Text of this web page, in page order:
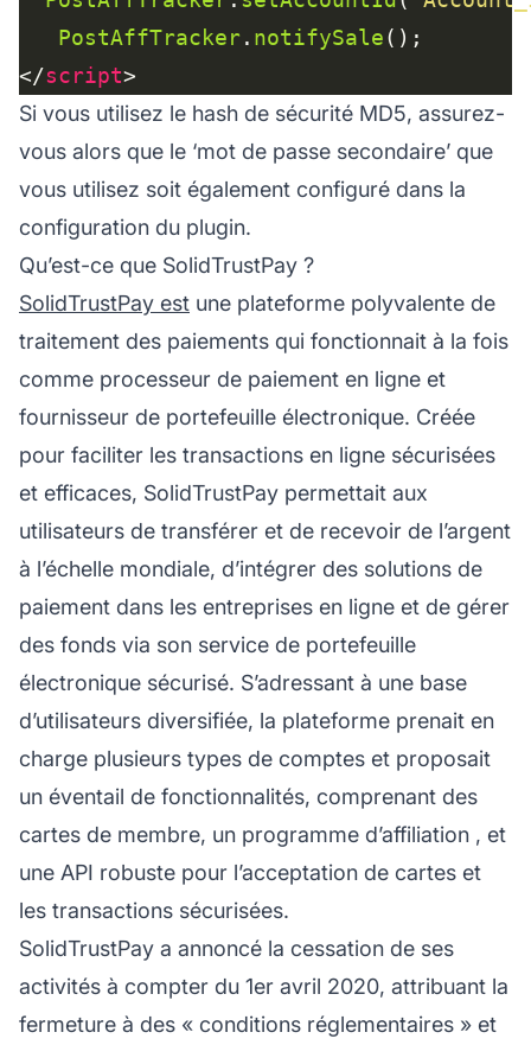
PostAffTracker. notifySale
</script
Si vous utilisez le hash de sécurité MD5, assurez-
vous alors que le ‘mot de passe secondaire’ que
vous utilisez soit également configuré dans la
configuration du plugin.
Qu’est-ce que SolidTrustPay ?
SolidTrustPay est une plateforme polyvalente de
traitement des paiements qui fonctionnait à la fois
comme processeur de paiement en ligne et
fournisseur de portefeuille électronique. Créée
pour faciliter les transactions en ligne sécurisées
et efficaces, SolidTrustPay permettait aux
utilisateurs de transférer et de recevoir de l’argent
à l’échelle mondiale, d’intégrer des solutions de
paiement dans les entreprises en ligne et de gérer
des fonds via son service de portefeuille
électronique sécurisé. S’adressant à une base
d’utilisateurs diversifiée, la plateforme prenait en
charge plusieurs types de comptes et proposait
un éventail de fonctionnalités, comprenant des
cartes de membre, un programme d’affiliation , et
une API robuste pour l’acceptation de cartes et
les transactions sécurisées.
SolidTrustPay a annoncé la cessation de ses
activités à compter du 1er avril 2020, attribuant la
fermeture à des « conditions réglementaires » et